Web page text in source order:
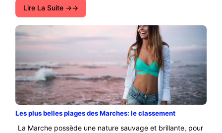
Lire La Suite →
Les plus belles plages des Marches: le classement
La Marche possède une nature sauvage et brillante, pour